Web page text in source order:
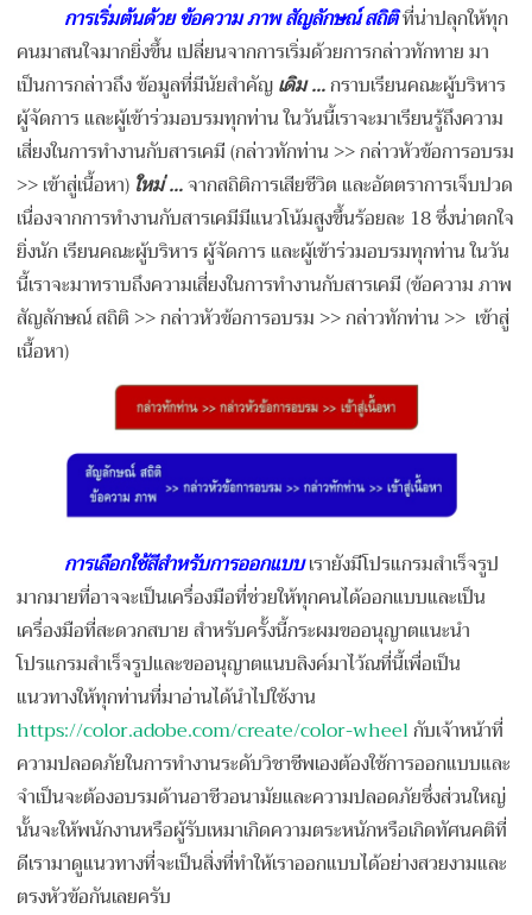
การเริ่มต้นด้วย ข้อความ ภาพ สัญลักษณ์ สถิติที่น่าปลุกให้ทุก
คนมาสนใจมากยิ่งขึ้น เปลี่ยนจากการเริ่มด้วยการกล่าวทักทาย มา
เป็นการกล่าวถึง ข้อมูลที่มีนัยสำคัญเดิม …กราบเรียนคณะผู้บริหาร
ผู้จัดการ และผู้เข้าร่วมอบรมทุกท่าน ในวันนี้เราจะมาเรียนรู้ถึงความ
เสี่ยงในการทำงานกับสารเคมี (กล่าวทักท่าน >> กล่าวหัวข้อการอบรม
>> เข้าสู่เนื้อหา) ใหม่ …จากสถิติการเสียชีวิต และอัตตราการเจ็บปวด
เนื่องจากการทำงานกับสารเคมีมีแนวโน้มสูงขึ้นร้อยละ 18 ซึ่งน่าตกใจ
ยิ่งนัก เรียนคณะผู้บริหาร ผู้จัดการ และผู้เข้าร่วมอบรมทุกท่าน ในวัน
นี้เราจะมาทราบถึงความเสี่ยงในการทำงานกับสารเคมี (ข้อความ ภาพ
สัญลักษณ์ สถิติ >> กล่าวหัวข้อการอบรม >> กล่าวทักท่าน >> เข้าสู่
เนื้อหา)
การเลือกใช้สีสำหรับการออกแบบเรายังมีโปรแกรมสำเร็จรูป
มากมายที่อาจจะเป็นเครื่องมือที่ช่วยให้ทุกคนได้ออกแบบและเป็น
เครื่องมือที่สะดวกสบาย สำหรับครั้งนี้กระผมขออนุญาตแนะนำ
โปรแกรมสำเร็จรูปและขออนุญาตแนบลิงค์มาไว้ณที่นี้เพื่อเป็น
แนวทางให้ทุกท่านที่มาอ่านได้นำไปใช้งาน
https://color.adobe.com/create/color-wheelกับเจ้าหน้าที่
ความปลอดภัยในการทำงานระดับวิชาชีพเองต้องใช้การออกแบบและ
จำเป็นจะต้องอบรมด้านอาชีวอนามัยและความปลอดภัยซึ่งส่วนใหญ่
นั้นจะให้พนักงานหรือผู้รับเหมาเกิดความตระหนักหรือเกิดทัศนคติที่
ดีเรามาดูแนวทางที่จะเป็นสิ่งที่ทำให้เราออกแบบได้อย่างสวยงามและ
ตรงหัวข้อกันเลยครับ